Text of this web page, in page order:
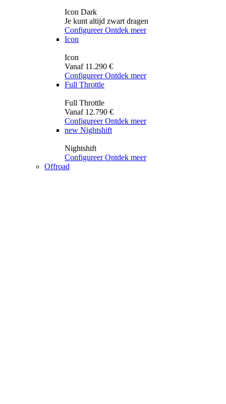
Icon Dark
Je kunt altijd zwart dragen
Configureer Ontdek meer
Icon
Icon
Vanaf 11.290 €
Configureer Ontdek meer
Full Throttle
Full Throttle
Vanaf 12.790 €
Configureer Ontdek meer
new Nightshift
Nightshift
Configureer Ontdek meer
Offroad